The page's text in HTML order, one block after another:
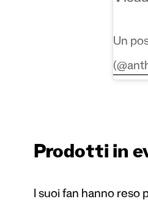
Un
Prodotti in
I suoi fan hanno reso